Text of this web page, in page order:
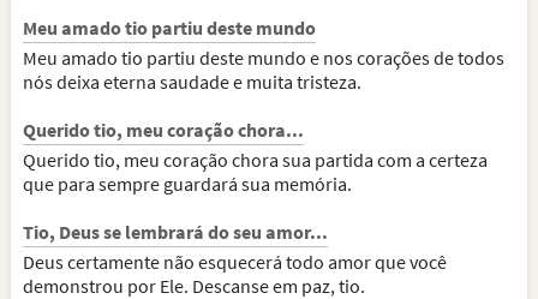
Meu amado tio partiu deste mundo
Meu amado tio partiu deste mundo e nos corações de todos
nós deixa eterna saudade e muita tristeza.
Querido tio, meu coração chora...
Querido tio, meu coração chora sua partida com a certeza
que para sempre guardará sua memória.
Tio, Deus se lembrará do seu amor...
Deus certamente não esquecerá todo amor que você
demonstrou por Ele. Descanse em paz, tio.